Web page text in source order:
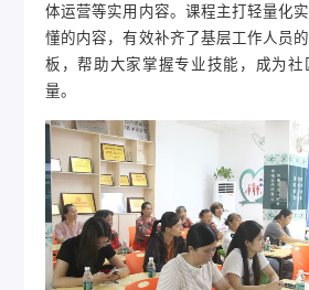
体运营等实用内容。课程主打轻量化
懂的内容，有效补齐了基层工作人员
板，帮助大家掌握专业技能，成为
量。